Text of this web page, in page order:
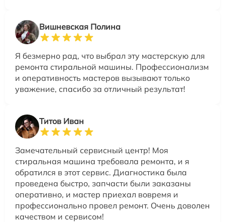
Вишневская Полина
Я безмерно рад, что выбрал эту мастерскую для
ремонта стиральной машины. Профессионализм
и оперативность мастеров вызывают только
уважение, спасибо за отличный результат!
Титов Иван
Замечательный сервисный центр! Моя
стиральная машина требовала ремонта, и я
обратился в этот сервис. Диагностика была
проведена быстро, запчасти были заказаны
оперативно, и мастер приехал вовремя и
профессионально провел ремонт. Очень доволен
качеством и сервисом!